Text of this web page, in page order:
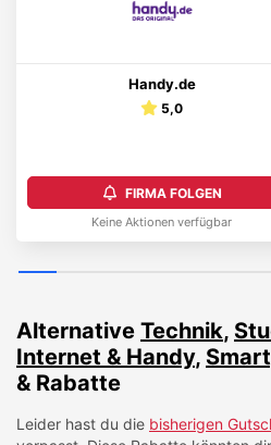
Handy.de
5,0
FIRMA FOLGEN
Keine Aktionen verfügbar
Alternative Technik,
Internet & Handy,
& Rabatte
Leider hast du die bisherigen